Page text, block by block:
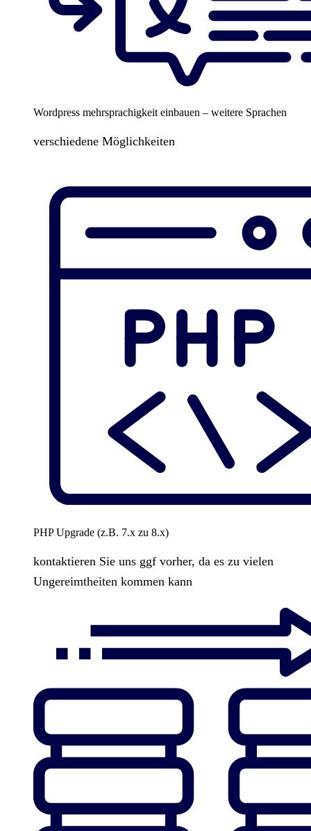
Wordpress mehrsprachigkeit einbauen – weitere Sprachen
verschiedene Möglichkeiten
PHP Upgrade (z.B. 7.x zu 8.x)
kontaktieren Sie uns ggf vorher, da es zu vielen
Ungereimtheiten kommen kann